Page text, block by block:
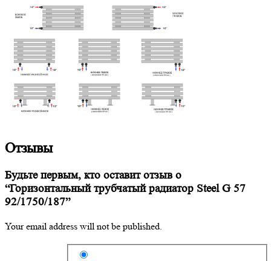
Отзывы
Будьте первым, кто оставит отзыв о
“Горизонтальный трубчатый радиатор Steel G 57
92/1750/187”
Your email address will not be published.